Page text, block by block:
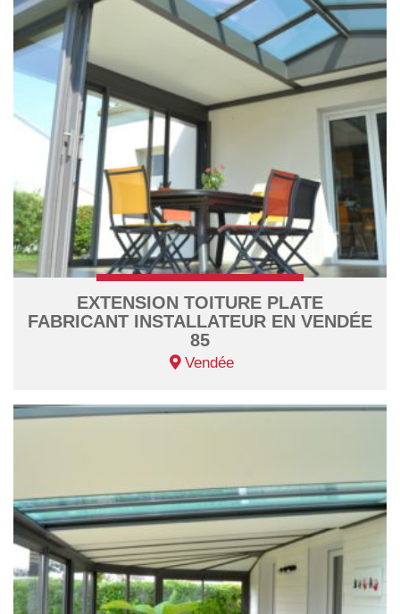
EXTENSION TOITURE PLATE
FABRICANT INSTALLATEUR EN VENDÉE
85
Vendée